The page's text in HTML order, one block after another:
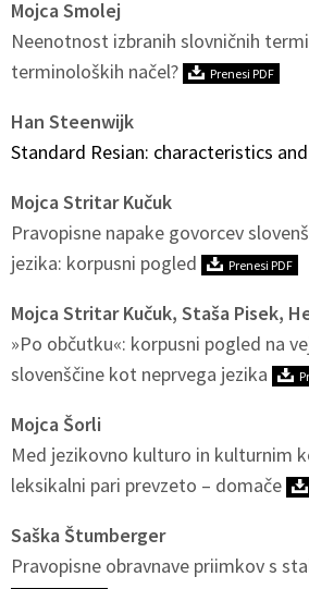
Mojca Smolej
Neenotnost izbranih slovničnih
terminoloških načel?
Prenesi PDF
Han Steenwijk
Standard Resian: characteristics
Mojca Stritar Kučuk
Pravopisne napake govorcev
jezika: korpusni pogled
Prenesi PDF
Mojca Stritar Kučuk, Staša Pisek,
»Po občutku«: korpusni pogled na
slovenščine kot neprvega jezika
Mojca Šorli
Med jezikovno kulturo in kulturnim
leksikalni pari prevzeto – domače
Saška Štumberger
Pravopisne obravnave priimkov s